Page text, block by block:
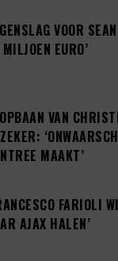
VOOR
EURO’
VAN
MAAKT’
FARIOLI
AJAX HALEN’